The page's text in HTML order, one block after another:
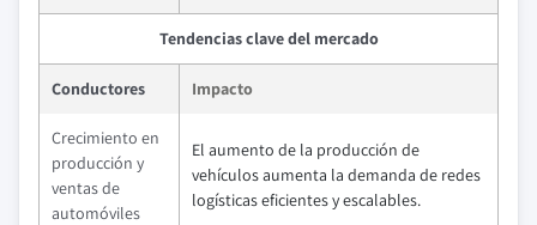
Tendencias clave del mercado
Conductores Impacto
Crecimiento en
producción y
ventas de
automóviles
El aumento de la producción de
vehículos aumenta la demanda de redes
logísticas eficientes y escalables.